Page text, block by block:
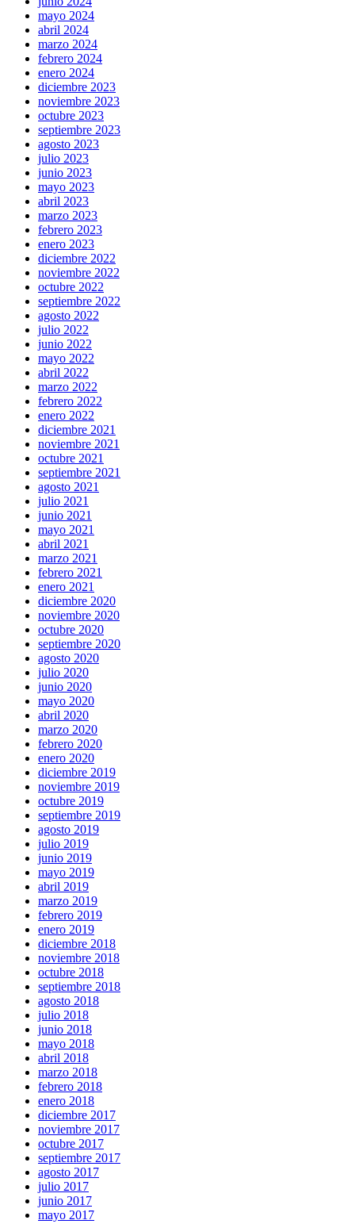
mayo 2024
abril 2024
marzo 2024
febrero 2024
enero 2024
diciembre 2023
noviembre 2023
octubre 2023
septiembre 2023
agosto 2023
julio 2023
junio 2023
mayo 2023
abril 2023
marzo 2023
febrero 2023
enero 2023
diciembre 2022
noviembre 2022
octubre 2022
septiembre 2022
agosto 2022
julio 2022
junio 2022
mayo 2022
abril 2022
marzo 2022
febrero 2022
enero 2022
diciembre 2021
noviembre 2021
octubre 2021
septiembre 2021
agosto 2021
julio 2021
junio 2021
mayo 2021
abril 2021
marzo 2021
febrero 2021
enero 2021
diciembre 2020
noviembre 2020
octubre 2020
septiembre 2020
agosto 2020
julio 2020
junio 2020
mayo 2020
abril 2020
marzo 2020
febrero 2020
enero 2020
diciembre 2019
noviembre 2019
octubre 2019
septiembre 2019
agosto 2019
julio 2019
junio 2019
mayo 2019
abril 2019
marzo 2019
febrero 2019
enero 2019
diciembre 2018
noviembre 2018
octubre 2018
septiembre 2018
agosto 2018
julio 2018
junio 2018
mayo 2018
abril 2018
marzo 2018
febrero 2018
enero 2018
diciembre 2017
noviembre 2017
octubre 2017
septiembre 2017
agosto 2017
julio 2017
junio 2017
mayo 2017